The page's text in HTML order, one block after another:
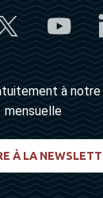
à
mensuelle
À LA